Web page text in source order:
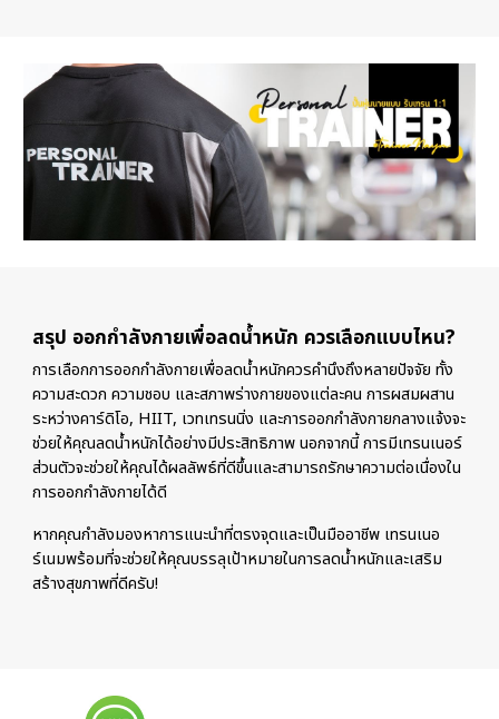
สรุป ออกกำลังกายเพื่อลดน้ำหนัก ควรเลือกแบบไหน?
การเลือกการออกกำลังกายเพื่อลดน้ำหนักควรคำนึงถึงหลายปัจจัย ทั้ง
ความสะดวก ความชอบ และสภาพร่างกายของแต่ละคน การผสมผสาน
ระหว่างคาร์ดิโอ, HIIT, เวทเทรนนิ่ง และการออกกำลังกายกลางแจ้งจะ
ช่วยให้คุณลดน้ำหนักได้อย่างมีประสิทธิภาพ นอกจากนี้ การมีเทรนเนอร์
ส่วนตัวจะช่วยให้คุณได้ผลลัพธ์ที่ดีขึ้นและสามารถรักษาความต่อเนื่องใน
การออกกำลังกายได้ดี
หากคุณกำลังมองหาการแนะนำที่ตรงจุดและเป็นมืออาชีพ เทรนเนอ
ร์เนมพร้อมที่จะช่วยให้คุณบรรลุเป้าหมายในการลดน้ำหนักและเสริม
สร้างสุขภาพที่ดีครับ!